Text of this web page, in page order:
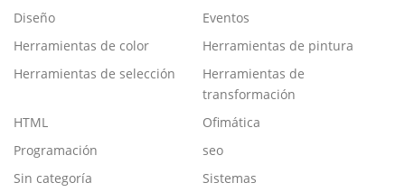
Diseño
Eventos
Herramientas de color
Herramientas de pintura
Herramientas de selección
Herramientas de
transformación
HTML
Ofimática
Programación
seo
Sin categoría
Sistemas